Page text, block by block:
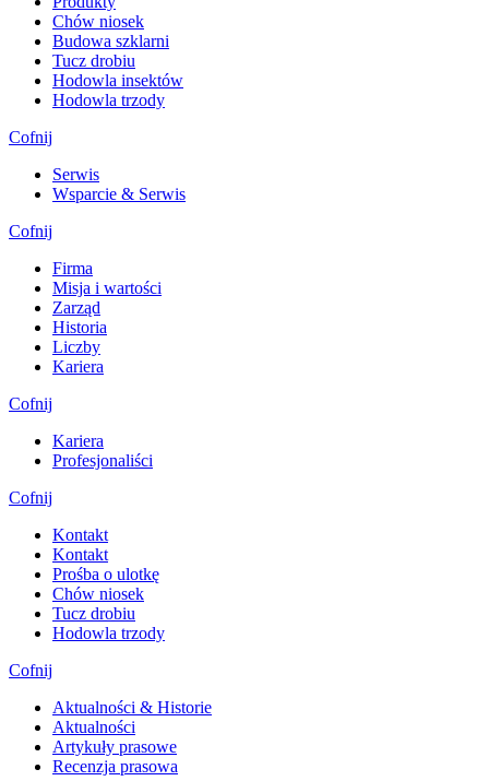
Chów niosek
Budowa szklarni
Tucz drobiu
Hodowla insektów
Hodowla trzody
Cofnij
Serwis
Wsparcie & Serwis
Cofnij
Firma
Misja i wartości
Zarząd
Historia
Liczby
Kariera
Cofnij
Kariera
Profesjonaliści
Cofnij
Kontakt
Kontakt
Prośba o ulotkę
Chów niosek
Tucz drobiu
Hodowla trzody
Cofnij
Aktualności & Historie
Aktualności
Artykuły prasowe
Recenzja prasowa